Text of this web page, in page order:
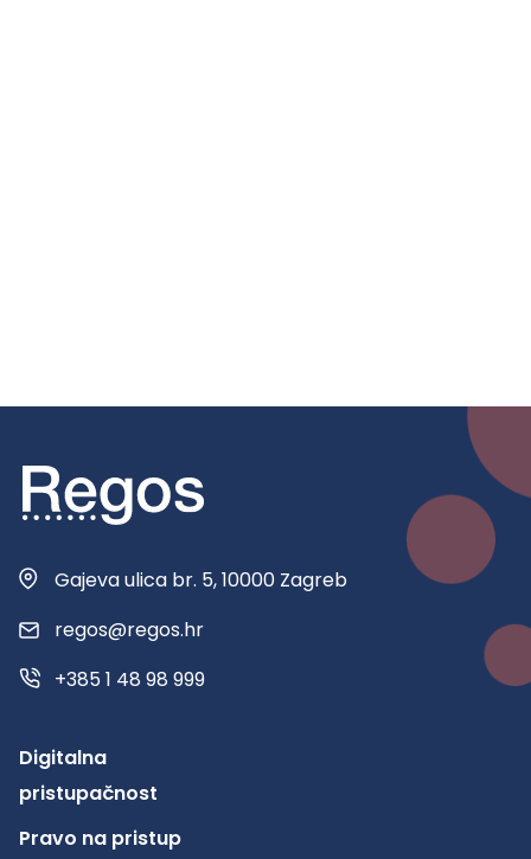
Gajeva ulica br. 5, 10000 Zagreb
regos@regos.hr
+385 1 48 98 999
Digitalna
pristupačnost
Pravo na pristup